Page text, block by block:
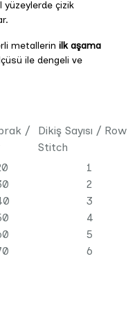
yüzeylerde çizik
metallerin ilk aşama
ile dengeli ve
/
Dikiş Sayısı /
Stitch
1
2
3
4
5
6